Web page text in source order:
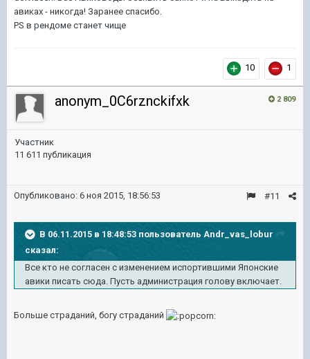
авиках - никогда! Заранее спасибо.
PS в рендоме станет чище
10 1
2 809
anonym_0C6rznckifxk
Участник
11 611 публикация
#11
Опубликовано: 6 ноя 2015, 18:56:53
В 06.11.2015 в 18:48:53 пользователь Andr_vas_lobur
сказал:
Все кто не согласен с изменением испортившими Японские
авики писать сюда. Пусть администрация голову включает.
Больше страданий, богу страданий